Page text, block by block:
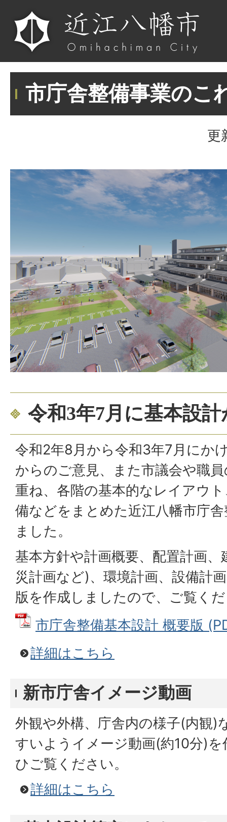
市庁舎整備事業のこ
更
令和3年7月に基本設
令和2年8月から令和3年7月にか
からのご意見、また市議会や職
重ね、各階の基本的なレイアウ
備などをまとめた近江八幡市庁
ました。
基本方針や計画概要、配置計画
災計画など)、環境計画、設備計
版を作成しましたので、ご覧く
市庁舎整備基本設計 概要版
詳細はこちら
新市庁舎イメージ動画
外観や外構、庁舎内の様子(内観)
すいようイメージ動画(約10分)
ひご覧ください。
詳細はこちら